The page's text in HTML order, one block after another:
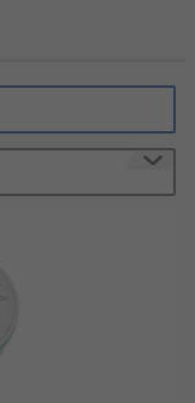
中，很容
属表面形成
。
面生成氧化
的氧、湿
在金属表
锈蚀就得